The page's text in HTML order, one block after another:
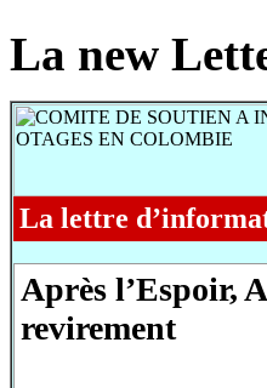
La new
La lettre
Après l’Espoir,
revirement